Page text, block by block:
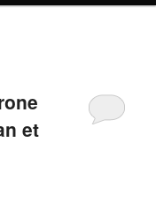
et